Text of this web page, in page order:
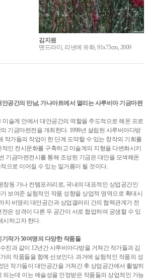
김지원
맨드라미, 리넨에 유화, 91x73cm, 2009
공간의 만남, 가나아트에서 열리는 사루비아 기금마련
미술계 안에서 대안공간의 역할을 주도적으로 해온 프로
기금마련전을 개최한다. 1999년 설립된 사루비아다방
작가들의 작업이 한 단계 도약할 수 있는 창작의 기회를
인 전시문화를 구축하고 미술계의 지형을 다변화시키
기금마련전시를 통해 조성된 기금은 대안을 모색해온
으로 이어질 수 있는 밑거름이 될 것이다.
창동 가나 컨템포러리로, 국내의 대표적인 상업공간인
보여준 실험적인 작품 성향을 상업적 영역으로 확대시
지 비영리 대안공간과 상업갤러리 간의 협력관계가 전
은 성격이 다른 두 공간이 서로 협업하여 공생할 수 있
시하고자 한다.
작가 50여명의 다양한 작품들
진과 같이 12년간 사루비아다방을 거쳐간 작가들과 김
의 작품들을 함께 선보인다. 과거에 실험적인 작품의 성
던 작가들이 대안공간을 거쳐간 후 상업공간에서 활발히
되는데 이는 예술성을 인정받은 작품들의 상업적인 가능